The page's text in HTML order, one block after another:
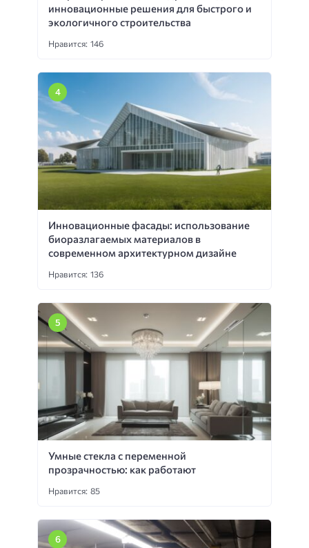
инновационные решения для быстрого и
экологичного строительства
Нравится: 146
Инновационные фасады: использование
биоразлагаемых материалов в
современном архитектурном дизайне
Нравится: 136
Умные стекла с переменной
прозрачностью: как работают
Нравится: 85